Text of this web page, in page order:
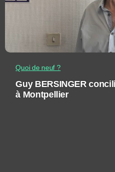
Quoi de neuf ?
Guy BERSINGER
à Montpellier